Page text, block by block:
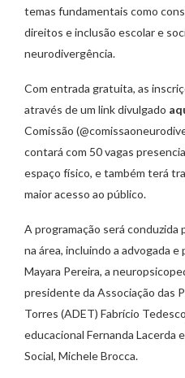
temas fundamentais como
direitos e inclusão escolar e
neurodivergência.
Com entrada gratuita, as
através de um link divulgado
Comissão
contará com 50 vagas
espaço físico, e também terá
maior acesso ao público.
A programação será conduzida
na área, incluindo a advogada
Mayara Pereira, a
presidente da Associação das
Torres (ADET) Fabrício
educacional Fernanda Lacerda
Social, Michele Brocca.